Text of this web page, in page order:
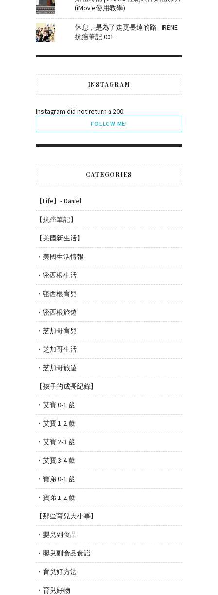
(iMovie使用教學)
休息，是為了走更長遠的路 - IRENE
抗癌筆記 001
INSTAGRAM
Instagram did not return a 200.
FOLLOW ME!
CATEGORIES
【Life】- Daniel
【抗癌筆記】
【美國新生活】
・美國生活情報
・密西根生活
・密西根育兒
・密西根旅遊
・芝加哥育兒
・芝加哥生活
・芝加哥旅遊
【孩子的成長紀錄】
・艾寶 0-1 歲
・艾寶 1-2 歲
・艾寶 2-3 歲
・艾寶 3-4 歲
・寶弟 0-1 歲
・寶弟 1-2 歲
【那些育兒大小事】
・嬰兒副食品
・嬰兒副食品食譜
・育兒好方法
・育兒好物